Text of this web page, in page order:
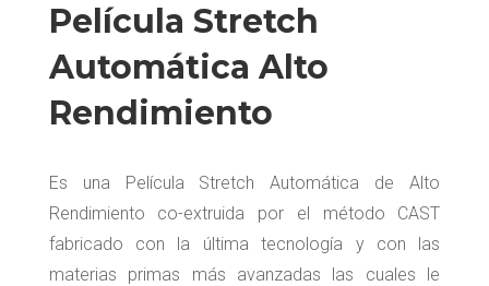
Película Stretch
Automática Alto
Rendimiento
Es una Película Stretch Automática de Alto
Rendimiento co-extruida por el método CAST
fabricado con la última tecnología y con las
materias primas más avanzadas las cuales le